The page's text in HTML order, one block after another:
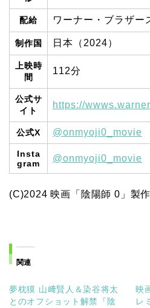
配給 ワーナー・ブラザー
制作国 日本（2024）
上映時
間
112分
公式サ
イト
https://
公式X @onmyoji0_movie
Insta
gram
@onmyoji0_movie
(C)2024 映画「陰陽師 0」製
関連
夢枕獏 山﨑賢人＆染谷将太
とのオフショット解禁『陰
映
レ